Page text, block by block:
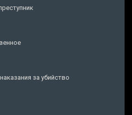
за убийство